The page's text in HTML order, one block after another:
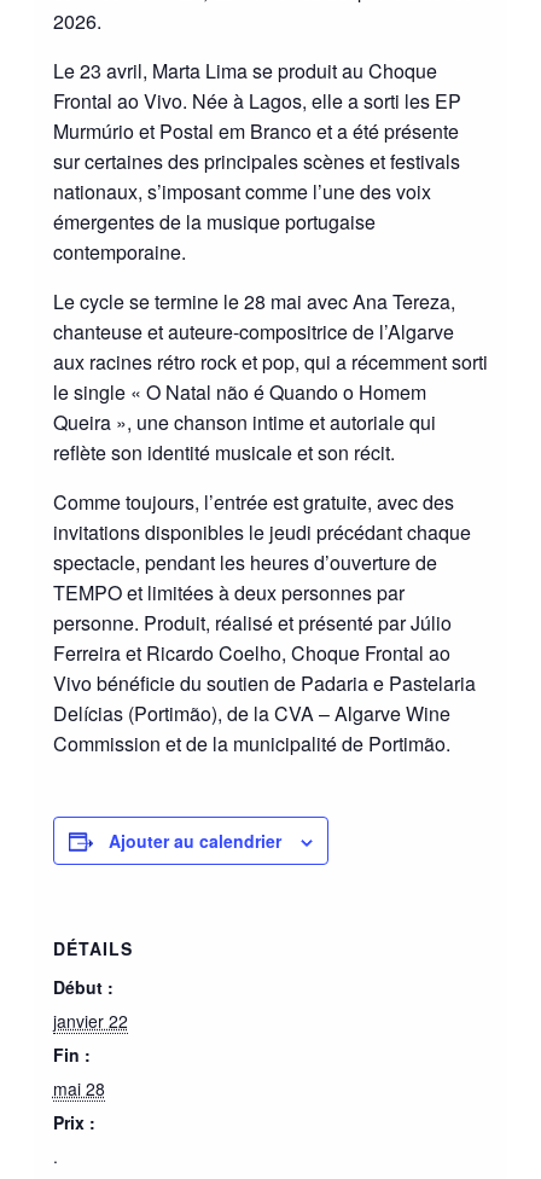
2026.
Le 23 avril, Marta Lima se produit au Choque
Frontal ao Vivo. Née à Lagos, elle a sorti les EP
Murmúrio et Postal em Branco et a été présente
sur certaines des principales scènes et festivals
nationaux, s’imposant comme l’une des voix
émergentes de la musique portugaise
contemporaine.
Le cycle se termine le 28 mai avec Ana Tereza,
chanteuse et auteure-compositrice de l’Algarve
aux racines rétro rock et pop, qui a récemment sorti
le single « O Natal não é Quando o Homem
Queira », une chanson intime et autoriale qui
reflète son identité musicale et son récit.
Comme toujours, l’entrée est gratuite, avec des
invitations disponibles le jeudi précédant chaque
spectacle, pendant les heures d’ouverture de
TEMPO et limitées à deux personnes par
personne. Produit, réalisé et présenté par Júlio
Ferreira et Ricardo Coelho, Choque Frontal ao
Vivo bénéficie du soutien de Padaria e Pastelaria
Delícias (Portimão), de la CVA – Algarve Wine
Commission et de la municipalité de Portimão.
Ajouter au calendrier
DÉTAILS
Début :
janvier 22
Fin :
mai 28
Prix :
.